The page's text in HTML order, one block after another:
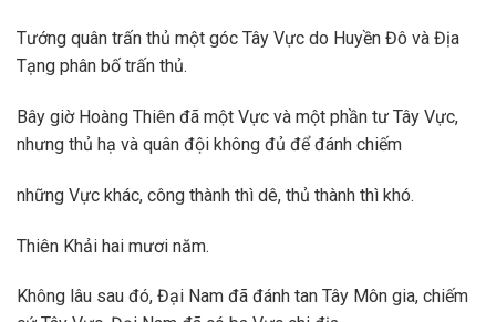
Tướng quân trấn thủ một góc Tây Vực do Huyền Đô và Địa
Tạng phân bố trấn thủ.
Bây giờ Hoàng Thiên đã một Vực và một phần tư Tây Vực,
nhưng thủ hạ và quân đội không đủ để đánh chiếm
những Vực khác, công thành thì dê, thủ thành thì khó.
Thiên Khải hai mươi năm.
Không lâu sau đó, Đại Nam đã đánh tan Tây Môn gia, chiếm